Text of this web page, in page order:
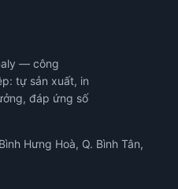
— công
tự sản xuất, in
đáp ứng số
Hưng Hoà, Q. Bình Tân,